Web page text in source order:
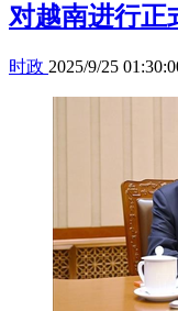
对越南进行正
时政 2025/9/25